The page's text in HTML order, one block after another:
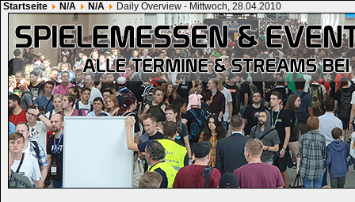
Startseite N/A N/A Daily Overview - Mittwoch, 28.04.2010